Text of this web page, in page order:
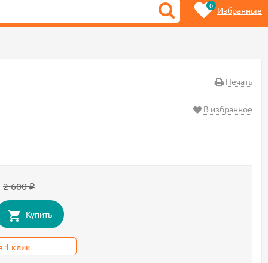
0 Избранные
Печать
В избранное
2 600₽
Купить
1 клик